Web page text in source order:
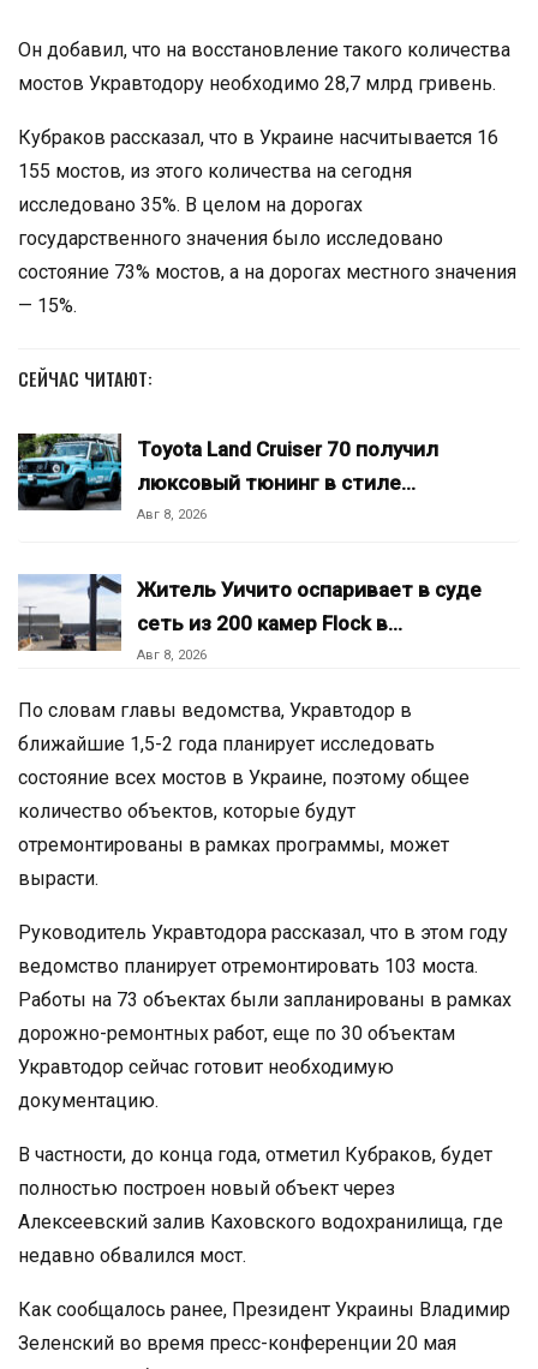
Он добавил, что на восстановление такого количества
мостов Укравтодору необходимо 28,7 млрд гривень.
Кубраков рассказал, что в Украине насчитывается 16
155 мостов, из этого количества на сегодня
исследовано 35%. В целом на дорогах
государственного значения было исследовано
состояние 73% мостов, а на дорогах местного значения
— 15%.
СЕЙЧАС ЧИТАЮТ:
Toyota Land Cruiser 70 получил
люксовый тюнинг в стиле…
Авг 8, 2026
Житель Уичито оспаривает в суде
сеть из 200 камер Flock в…
Авг 8, 2026
По словам главы ведомства, Укравтодор в
ближайшие 1,5-2 года планирует исследовать
состояние всех мостов в Украине, поэтому общее
количество объектов, которые будут
отремонтированы в рамках программы, может
вырасти.
Руководитель Укравтодора рассказал, что в этом году
ведомство планирует отремонтировать 103 моста.
Работы на 73 объектах были запланированы в рамках
дорожно-ремонтных работ, еще по 30 объектам
Укравтодор сейчас готовит необходимую
документацию.
В частности, до конца года, отметил Кубраков, будет
полностью построен новый объект через
Алексеевский залив Каховского водохранилища, где
недавно обвалился мост.
Как сообщалось ранее, Президент Украины Владимир
Зеленский во время пресс-конференции 20 мая